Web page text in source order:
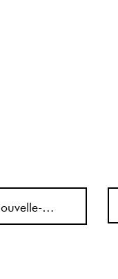
Les cabarets de Nouvelle-Aquitaine